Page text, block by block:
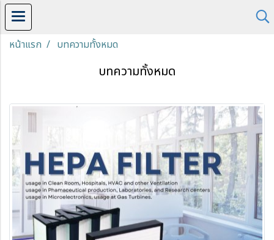
หน้าแรก บทความทั้งหมด
บทความทั้งหมด